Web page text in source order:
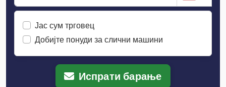
Јас сум трговец
Добијте понуди за слични машини
Испрати барање